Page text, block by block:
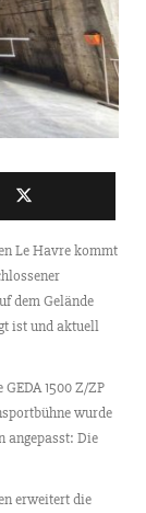
Le Havre kommt
dem Gelände
ist und aktuell
1500 Z/ZP
wurde
angepasst: Die
erweitert die